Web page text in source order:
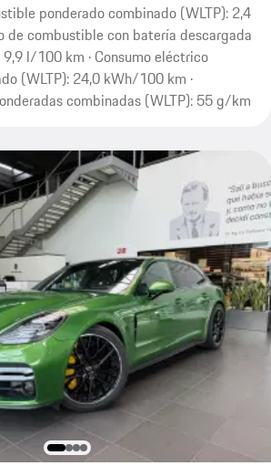
ponderado combinado (WLTP): 2,4
de combustible con batería descargada
l/100 km · Consumo eléctrico
(WLTP): 24,0 kWh/100 km ·
combinadas (WLTP): 55 g/km